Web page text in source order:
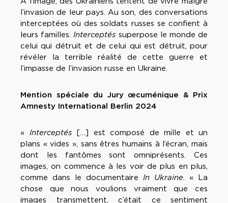
l’invasion de leur pays. Au son, des conversations
interceptées où des soldats russes se confient à
leurs familles.Interceptés superpose le monde de
celui qui détruit et de celui qui est détruit, pour
révéler la terrible réalité de cette guerre et
l’impasse de l’invasion russe en Ukraine.
Mention spéciale du Jury œcuménique & Prix
Amnesty International Berlin 2024
« Interceptés
[…] est composé de mille et un
plans « vides », sans êtres humains à l’écran, mais
dont les fantômes sont omniprésents. Ces
images, on commence à les voir de plus en plus,
comme dans le documentaire In Ukraine. « La
chose que nous voulions vraiment que ces
images transmettent, c’était ce sentiment